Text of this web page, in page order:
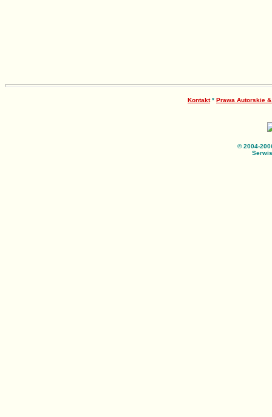
Kontakt* Prawa Autorskie &
© 2004-